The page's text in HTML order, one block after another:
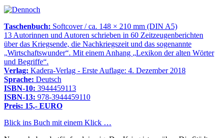
Taschenbuch: Softcover / ca. 148 × 210 mm (DIN A5)
13 Autorinnen und Autoren schrieben in 60 Zeitzeugenberichten
über das Kriegsende, die Nachkriegszeit und das sogenannte
Wirtschaftswunder . Mit einem Anhang
Lexikon der alten Wörter
und Begriffe .
Verlag: Kadera-Verlag - Erste Auflage: 4. Dezember 2018
Sprache: Deutsch
ISBN-10: 3944459113
ISBN-13: 978-3944459110
Preis: 15,- EURO
Blick ins Buch mit einem Klick …